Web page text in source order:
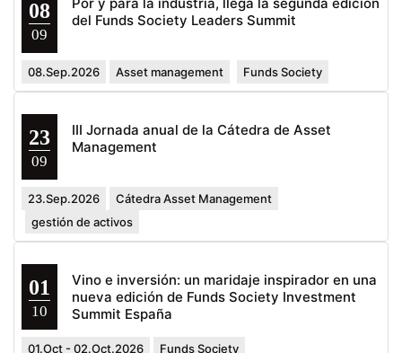
08
09
Por y para la industria, llega la segunda edición
del Funds Society Leaders Summit
08.Sep.2026 Asset management Funds Society
23
09
III Jornada anual de la Cátedra de Asset
Management
23.Sep.2026
Cátedra Asset Management
gestión de activos
01
10
Vino e inversión: un maridaje inspirador en una
nueva edición de Funds Society Investment
Summit España
01.Oct - 02.Oct.2026
Funds Society